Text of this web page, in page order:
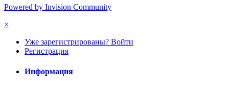
Powered by Invision Community
×
Уже зарегистрированы? Войти
Регистрация
Информация